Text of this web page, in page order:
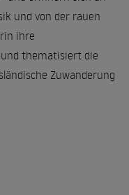
und von der rauen
ihre
thematisiert die
Zuwanderung